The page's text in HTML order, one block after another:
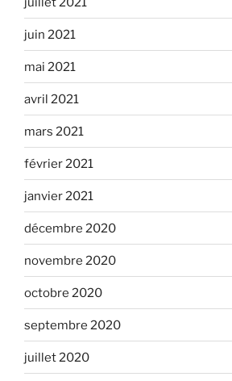
juin 2021
mai 2021
avril 2021
mars 2021
février 2021
janvier 2021
décembre 2020
novembre 2020
octobre 2020
septembre 2020
juillet 2020